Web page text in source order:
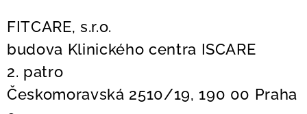
FITCARE, s.r.o.
budova Klinického centra ISCARE
2. patro
Českomoravská 2510/19, 190 00 Praha